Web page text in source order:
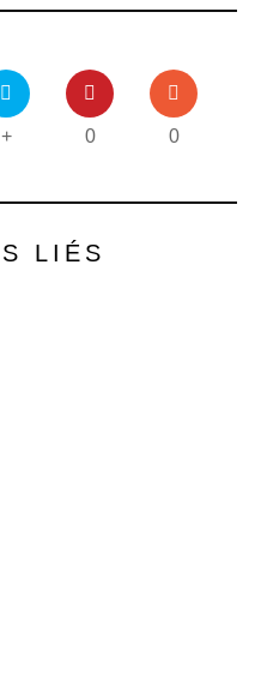
+ 0 0
LIÉS